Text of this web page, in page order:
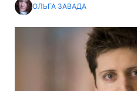
ОЛЬГА ЗАВАДА